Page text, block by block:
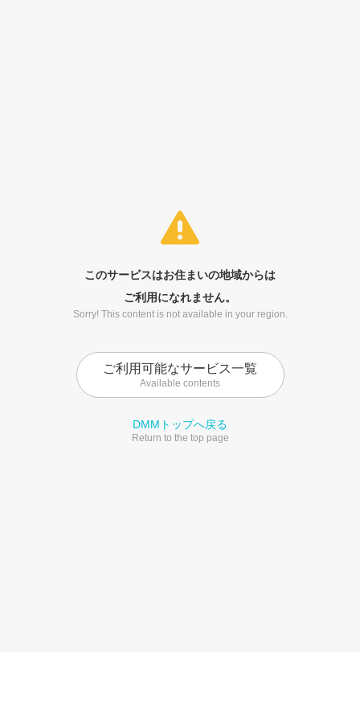
このサービスはお住まいの地域からは
ご利用になれません。
Sorry! This content is not available in your region.
ご利用可能なサービス一覧
Available contents
DMMトップへ戻る
Return to the top page